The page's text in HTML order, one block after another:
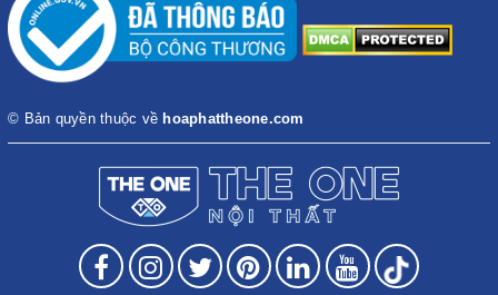
© Bản quyền thuộc về hoaphattheone.com